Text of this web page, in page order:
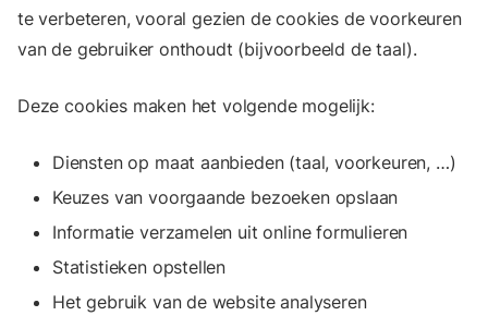
te verbeteren, vooral gezien de cookies de voorkeuren
van de gebruiker onthoudt (bijvoorbeeld de taal).
Deze cookies maken het volgende mogelijk:
Diensten op maat aanbieden (taal, voorkeuren, …)
Keuzes van voorgaande bezoeken opslaan
Informatie verzamelen uit online formulieren
Statistieken opstellen
Het gebruik van de website analyseren